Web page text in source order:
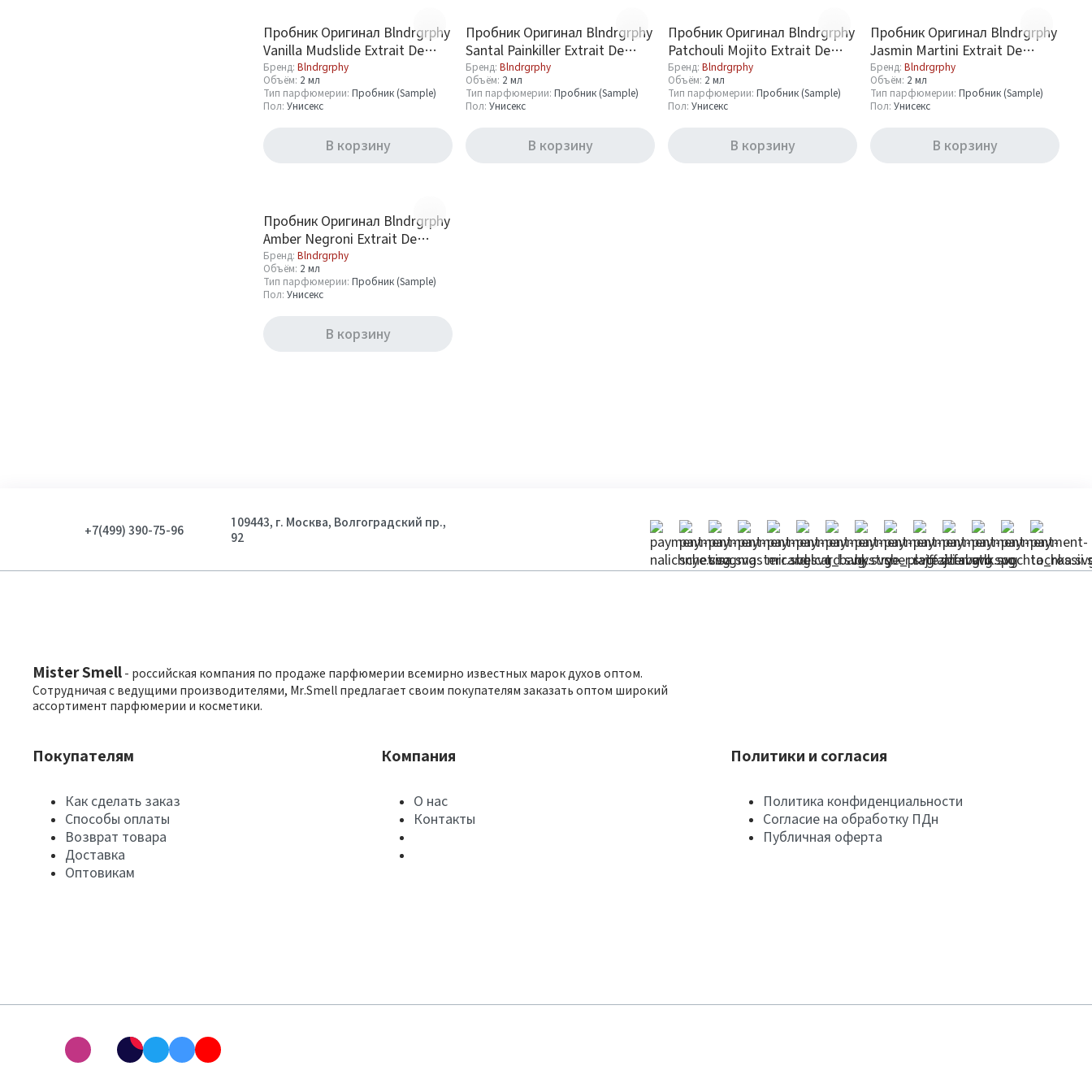
Пробник Оригинал Blndrgrphy
Vanilla Mudslide Extrait De
Parfum 2 ml
Бренд: Blndrgrphy
Объём: 2 мл
Тип парфюмерии: Пробник (Sample)
Пол: Унисекс
В корзину
Пробник Оригинал Blndrgrphy
Santal Painkiller Extrait De
Parfum 2 ml
Бренд: Blndrgrphy
Объём: 2 мл
Тип парфюмерии: Пробник (Sample)
Пол: Унисекс
В корзину
Пробник Оригинал Blndrgrphy
Patchouli Mojito Extrait De
Parfum 2 ml
Бренд: Blndrgrphy
Объём: 2 мл
Тип парфюмерии: Пробник (Sample)
Пол: Унисекс
В корзину
Пробник Оригинал Blndrgrphy
Jasmin Martini Extrait De
Parfum 2 ml
Бренд: Blndrgrphy
Объём: 2 мл
Тип парфюмерии: Пробник (Sample)
Пол: Унисекс
В корзину
Пробник Оригинал Blndrgrphy
Amber Negroni Extrait De
Parfum 2 ml
Бренд: Blndrgrphy
Объём: 2 мл
Тип парфюмерии: Пробник (Sample)
Пол: Унисекс
В корзину
+7(499) 390-75-96
109443, г. Москва, Волгоградский пр.,
92
Mister Smell - российская компания по продаже парфюмерии всемирно известных марок духов оптом.
Сотрудничая с ведущими производителями, Mr.Smell предлагает своим покупателям заказать оптом широкий
ассортимент парфюмерии и косметики.
Покупателям
Как сделать заказ
Способы оплаты
Возврат товара
Доставка
Оптовикам
Компания
О нас
Контакты
Политики и согласия
Политика конфиденциальности
Согласие на обработку ПДн
Публичная оферта